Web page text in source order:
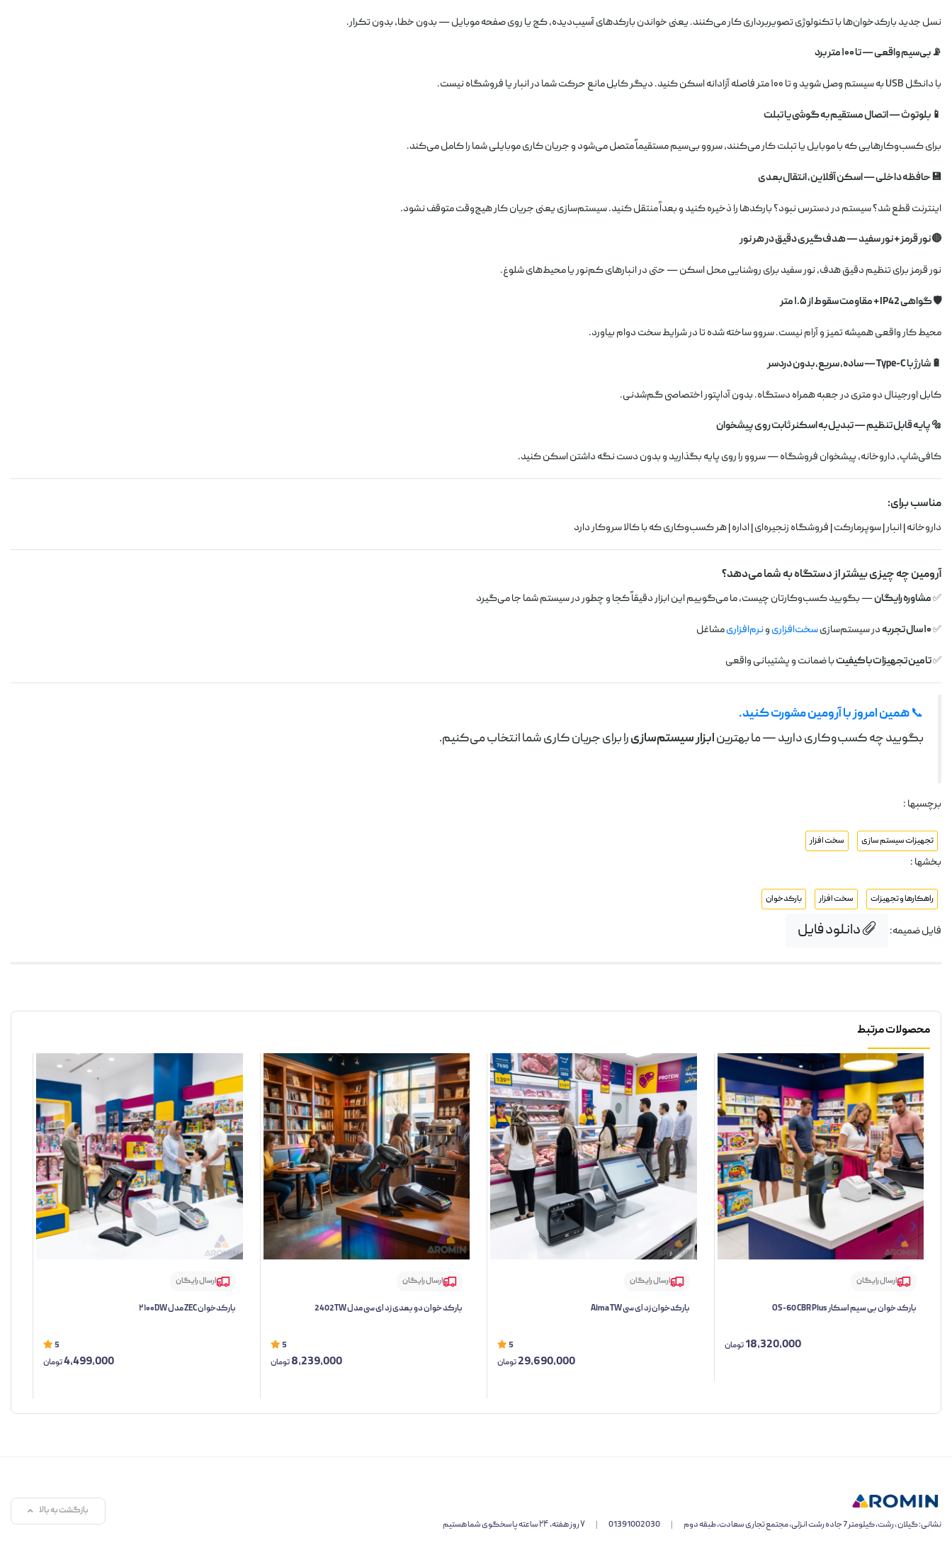
نسل جدید بارکدخوان‌ها با تکنولوژی تصویربرداری کار می‌کنند. یعنی خواندن بارکدهای آسیب‌دیده، کج یا روی صفحه موبایل — بدون خطا، بدون تکرار.
📡 بی‌سیم واقعی — تا ۱۰۰ متر برد
با دانگل USB به سیستم وصل شوید و تا ۱۰۰ متر فاصله آزادانه اسکن کنید. دیگر کابل مانع حرکت شما در انبار یا فروشگاه نیست.
📱 بلوتوث — اتصال مستقیم به گوشی یا تبلت
برای کسب‌وکارهایی که با موبایل یا تبلت کار می‌کنند، سروو بی‌سیم مستقیماً متصل می‌شود و جریان کاری موبایلی شما را کامل می‌کند.
💾 حافظه داخلی — اسکن آفلاین، انتقال بعدی
اینترنت قطع شد؟ سیستم در دسترس نبود؟ بارکدها را ذخیره کنید و بعداً منتقل کنید. سیستم‌سازی یعنی جریان کار هیچ‌وقت متوقف نشود.
🔴 نور قرمز + نور سفید — هدف‌گیری دقیق در هر نور
نور قرمز برای تنظیم دقیق هدف، نور سفید برای روشنایی محل اسکن — حتی در انبارهای کم‌نور یا محیط‌های شلوغ.
🛡️ گواهی IP42 + مقاومت سقوط از ۱.۵ متر
محیط کار واقعی همیشه تمیز و آرام نیست. سروو ساخته شده تا در شرایط سخت دوام بیاورد.
🔋 شارژ با Type-C — ساده، سریع، بدون دردسر
کابل اورجینال دو متری در جعبه همراه دستگاه. بدون آداپتور اختصاصی گم‌شدنی.
🔩 پایه قابل تنظیم — تبدیل به اسکنر ثابت روی پیشخوان
کافی‌شاپ، داروخانه، پیشخوان فروشگاه — سروو را روی پایه بگذارید و بدون دست نگه داشتن اسکن کنید.
مناسب برای:
داروخانه | انبار | سوپرمارکت | فروشگاه زنجیره‌ای | اداره | هر کسب‌وکاری که با کالا سروکار دارد
آرومین چه چیزی بیشتر از دستگاه به شما می‌دهد؟
✅مشاوره رایگان— بگویید کسب‌وکارتان چیست، ما می‌گوییم این ابزار دقیقاً کجا و چطور در سیستم شما جا می‌گیرد
✅۱۰ سال تجربه در سیستم‌سازیسخت‌افزاری ونرم‌افزاریمشاغل
✅تامین تجهیزات باکیفیتبا ضمانت و پشتیبانی واقعی
📞همین امروز با آرومین مشورت کنید.
بگویید چه کسب‌وکاری دارید — ما بهترینابزار سیستم‌سازیرا برای جریان کاری شما انتخاب می‌کنیم.
برچسبها :
تجهیزات سیستم سازی سخت افزار
بخشها :
راهکارها و تجهیزات سخت افزار بارکدخوان
فایل ضمیمه: دانلود فایل
محصولات مرتبط
ارسال رایگان
بارکد خوان بی سیم اسکار OS-60 CBR Plus
18,320,000 تومان
ارسال رایگان
بارکدخوان زد ای سی Alma TW
5
29,690,000تومان
ارسال رایگان
بارکد خوان دو بعدی زد ای سی مدل 2402TW
5
8,239,000 تومان
ارسال رایگان
بارکدخوان ZEC مدل ۲۱۰۰DW
5
4,499,000تومان
نشانی: گیلان ، رشت، کیلومتر 7 جاده رشت انزلی، مجتمع تجاری سعادت، طبقه دوم |
01391002030
| ۷ روز هفته، ۲۴ ساعته پاسخگوی شما هستیم
بازگشت به بالا